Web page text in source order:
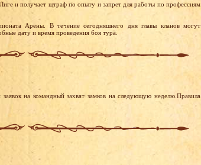
и получает штраф по опыту и запрет для работы по профессиям
Арены. В течение сегодняшнего дня главы кланов могут
дату и время проведения боя тура.
на командный захват замков на следующую неделю.Правила